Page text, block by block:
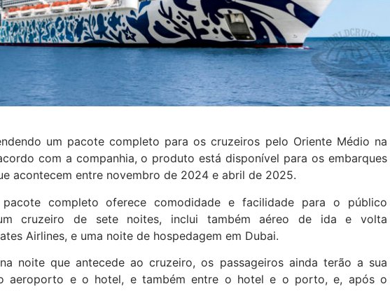
um pacote completo para os cruzeiros pelo Oriente Médio na
com a companhia, o produto está disponível para os embarques
acontecem entre novembro de 2024 e abril de 2025.
completo oferece comodidade e facilidade para o público
cruzeiro de sete noites, inclui também aéreo de ida e volta
Airlines, e uma noite de hospedagem em Dubai.
noite que antecede ao cruzeiro, os passageiros ainda terão a sua
aeroporto e o hotel, e também entre o hotel e o porto, e, após o